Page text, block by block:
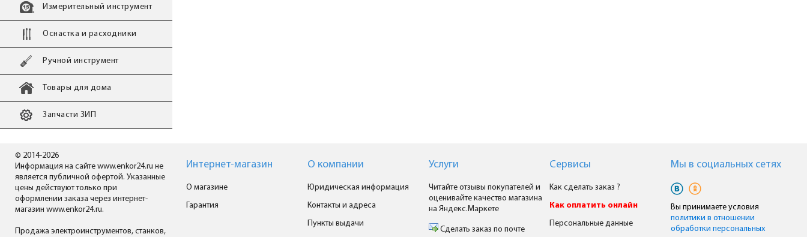
Измерительный инструмент
Оснастка и расходники
Ручной инструмент
Товары для дома
Запчасти ЗИП
© 2014-2026
Информация на сайте www.enkor24.ru не
является публичной офертой. Указанные
цены действуют только при
оформлении заказа через интернет-
магазин www.enkor24.ru.
Продажа электроинструментов, станков,
Интернет-магазин
О магазине
Гарантия
О компании
Юридическая информация
Контакты и адреса
Пункты выдачи
Услуги
Читайте отзывы покупателей и
оценивайте качество магазина
на Яндекс.Маркете
Сделать заказ по почте
Сервисы
Как сделать заказ ?
Как оплатить онлайн
Персональные данные
Мы в cоциальных сетях
Вы принимаете условия
политики в отношении
обработки персональных